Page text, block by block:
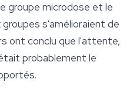
groupe microdose et le
s'amélioraient de
ont conclu que l'attente,
probablement le